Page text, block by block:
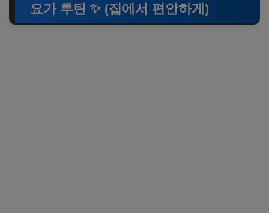
요가 루틴 ✨ (집에서 편안하게)